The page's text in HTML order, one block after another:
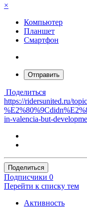
×
Компьютер
Планшет
Смартфон
Отправить
Поделиться
https://ridersunited.ru/
in-valencia-but-
Поделиться
Подписчики 0
Перейти к списку тем
Активность